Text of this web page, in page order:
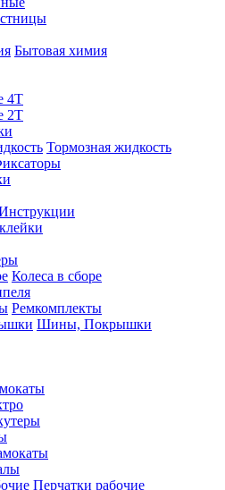
Бытовая химия
4Т
2Т
Тормозная жидкость
Колеса в сборе
Ремкомплекты
Шины, Покрышки
Перчатки рабочие